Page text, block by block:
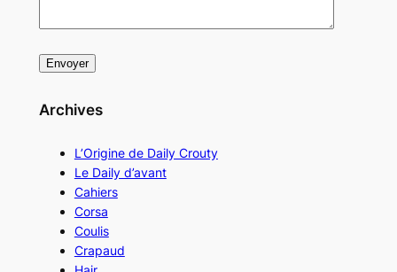
Archives
L’Origine de Daily Crouty
Le Daily d’avant
Cahiers
Corsa
Coulis
Crapaud